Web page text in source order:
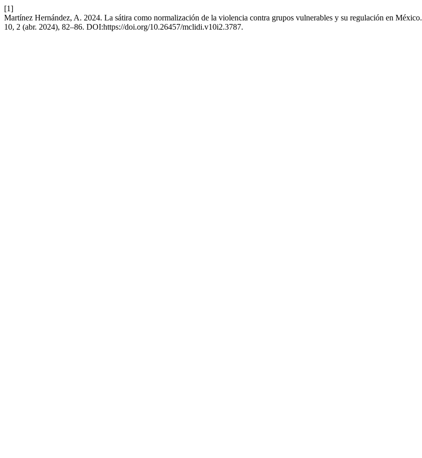
[1]
Martínez Hernández, A. 2024. La sátira como normalización de la violencia contra grupos vulnerables y su regulación en México.
10, 2 (abr. 2024), 82–86. DOI:https://doi.org/10.26457/mclidi.v10i2.3787.